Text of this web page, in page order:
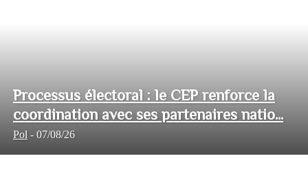
Processus électoral : le CEP renforce la
coordination avec ses partenaires natio...
Pol - 07/08/26